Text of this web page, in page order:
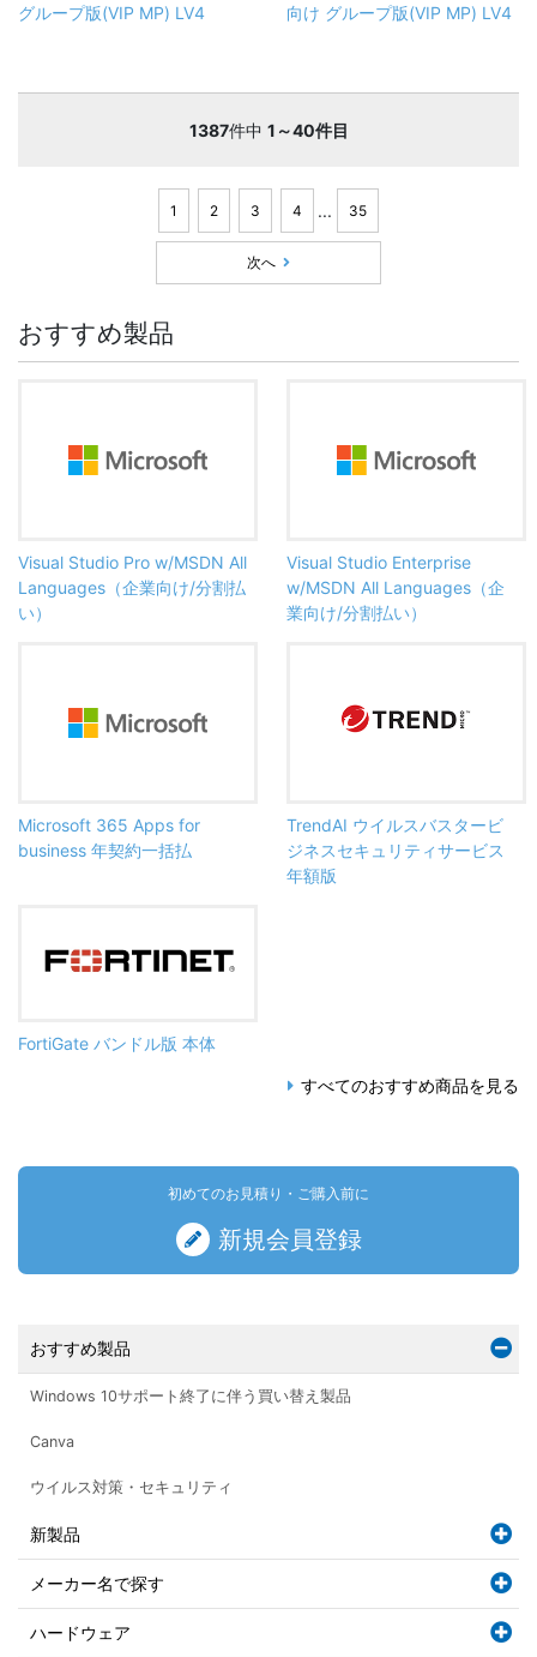
グループ版(VIP MP) LV4
向け グループ版(VIP MP) LV4
1387件中 1～40件目
1 2 3 4 ... 35
次へ
おすすめ製品
Visual Studio Pro w/MSDN All
Languages（企業向け/分割払
い）
Visual Studio Enterprise
w/MSDN All Languages（企
業向け/分割払い）
Microsoft 365 Apps for
business 年契約一括払
TrendAI ウイルスバスタービ
ジネスセキュリティサービス
年額版
FortiGate バンドル版 本体
すべてのおすすめ商品を見る
初めてのお見積り・ご購入前に
新規会員登録
おすすめ製品
Windows 10サポート終了に伴う買い替え製品
Canva
ウイルス対策・セキュリティ
新製品
メーカー名で探す
ハードウェア